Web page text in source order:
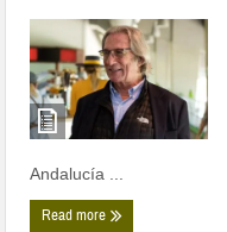
Andalucía ...
Read more